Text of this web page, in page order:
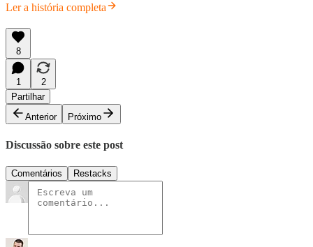
Ler a história completa
8
1
2
Partilhar
Anterior
Próximo
Discussão sobre este post
Comentários Restacks